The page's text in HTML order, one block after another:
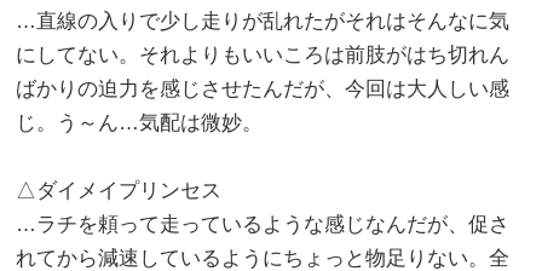
…直線の入りで少し走りが乱れたがそれはそんなに気
にしてない。それよりもいいころは前肢がはち切れん
ばかりの迫力を感じさせたんだが、今回は大人しい感
じ。う～ん…気配は微妙。
△ダイメイプリンセス
…ラチを頼って走っているような感じなんだが、促さ
れてから減速しているようにちょっと物足りない。全